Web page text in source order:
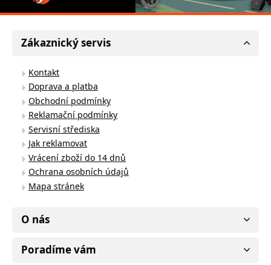
Zákaznický servis
Kontakt
Doprava a platba
Obchodní podmínky
Reklamační podmínky
Servisní střediska
Jak reklamovat
Vrácení zboží do 14 dnů
Ochrana osobních údajů
Mapa stránek
O nás
Poradíme vám